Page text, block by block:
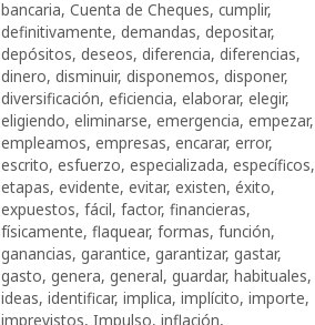
bancaria, Cuenta de Cheques, cumplir,
definitivamente, demandas, depositar,
depósitos, deseos, diferencia, diferencias,
dinero, disminuir, disponemos, disponer,
diversificación, eficiencia, elaborar, elegir,
eligiendo, eliminarse, emergencia, empezar,
empleamos, empresas, encarar, error,
escrito, esfuerzo, especializada, específicos,
etapas, evidente, evitar, existen, éxito,
expuestos, fácil, factor, financieras,
físicamente, flaquear, formas, función,
ganancias, garantice, garantizar, gastar,
gasto, genera, general, guardar, habituales,
ideas, identificar, implica, implícito, importe,
imprevistos, Impulso, inflación,